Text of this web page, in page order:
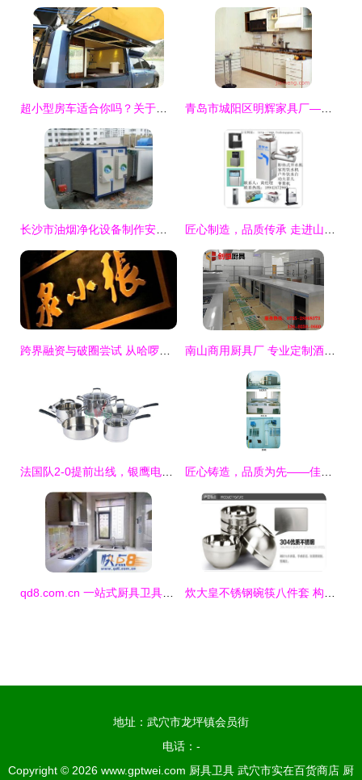
地址：武穴市龙坪镇会员街
电话：-
Copyright © 2026 www.gptwei.com 厨具卫具 武穴市实在百货商店 厨